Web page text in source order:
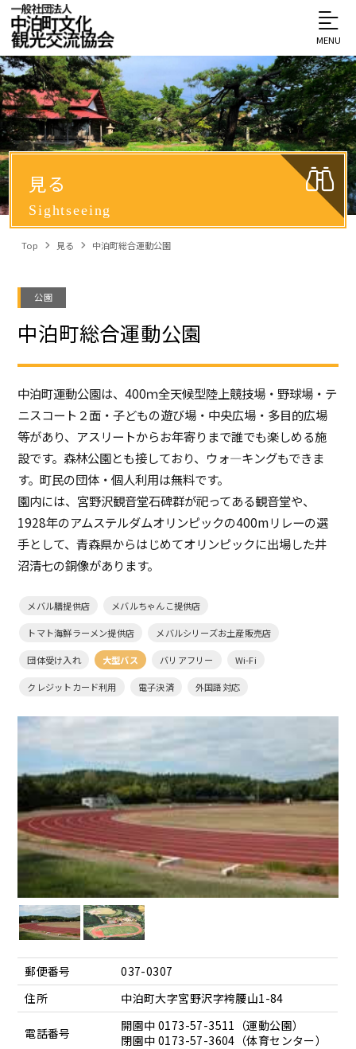
MENU
見る
Sightseeing
Top 見る 中泊町総合運動公園
公園
中泊町総合運動公園
中泊町運動公園は、400ｍ全天候型陸上競技場・野球場・テ
ニスコート２面・子どもの遊び場・中央広場・多目的広場
等があり、アスリートからお年寄りまで誰でも楽しめる施
設です。森林公園とも接しており、ウォ―キングもできま
す。町民の団体・個人利用は無料です。
園内には、宮野沢観音堂石碑群が祀ってある観音堂や、
1928年のアムステルダムオリンピックの400mリレーの選
手として、青森県からはじめてオリンピックに出場した井
沼清七の銅像があります。
メバル膳提供店 メバルちゃんこ提供店
トマト海鮮ラーメン提供店 メバルシリーズお土産販売店
団体受け入れ 大型バス バリアフリー Wi-Fi
クレジットカード利用 電子決済 外国語対応
郵便番号
037-0307
住所
中泊町大字宮野沢字袴腰山1-84
電話番号
開園中 0173-57-3511（運動公園）
閉園中 0173-57-3604（体育センター）